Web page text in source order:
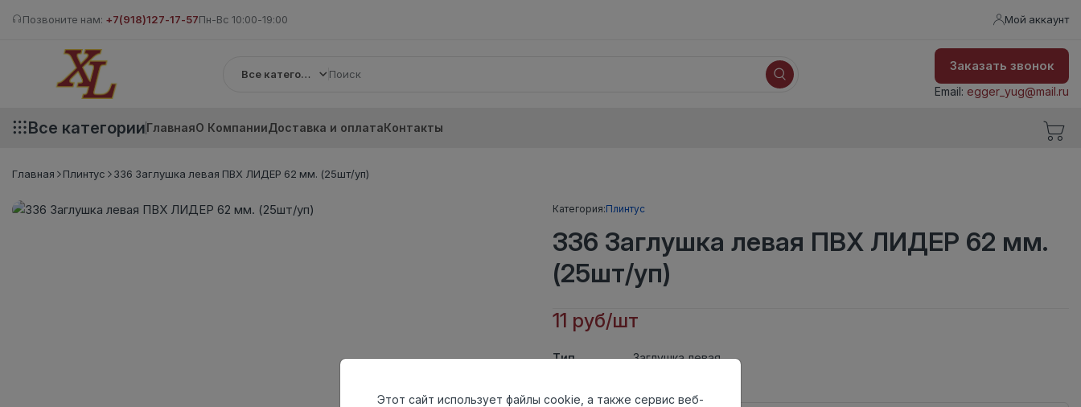
Позвоните нам: +7(918)127-17-57Пн-Вс 10:00-19:00 Мой аккаунт
Все категории
Заказать звонок
Email: egger_yug@mail.ru
Все категорииГлавнаяО КомпанииДоставка и оплатаКонтакты
Главная Плинтус 336 Заглушка левая ПВХ ЛИДЕР 62 мм. (25шт/уп)
Категория:Плинтус
336 Заглушка левая ПВХ ЛИДЕР 62 мм.
(25шт/уп)
11 руб/шт
Тип
Заглушка левая
Материал
Этот сайт использует файлы cookie, а также сервис веб-